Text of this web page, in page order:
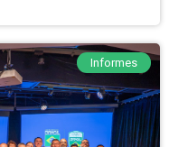
Informes